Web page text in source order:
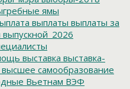
ямы
выплаты выплаты за
выпускной_2026
выставка выставка-
высшее самообразование
Вьетнам ВЭФ